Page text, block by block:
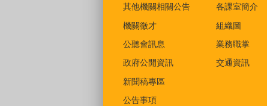
其他機關相關公告
機關徵才
公聽會訊息
政府公開資訊
新聞稿專區
公告事項
各課室簡介
組織圖
業務職掌
交通資訊